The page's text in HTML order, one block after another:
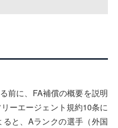
前に、FA補償の概要を説明
ーエージェント規約10条に
と、Aランクの選手（外国